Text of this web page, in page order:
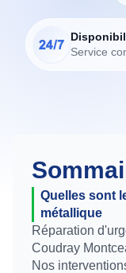
Service
Quelles sont
métallique
Réparation
Coudray
Nos